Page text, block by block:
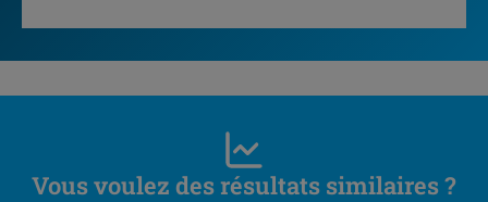
Vous voulez des résultats similaires ?